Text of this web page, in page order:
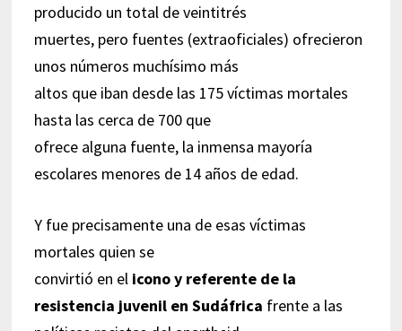
producido un total de veintitrés
muertes, pero fuentes (extraoficiales) ofrecieron
unos números muchísimo más
altos que iban desde las 175 víctimas mortales
hasta las cerca de 700 que
ofrece alguna fuente, la inmensa mayoría
escolares menores de 14 años de edad.
Y fue precisamente una de esas víctimas
mortales quien se
convirtió en el icono y referente de la
resistencia juvenil en Sudáfrica frente a las